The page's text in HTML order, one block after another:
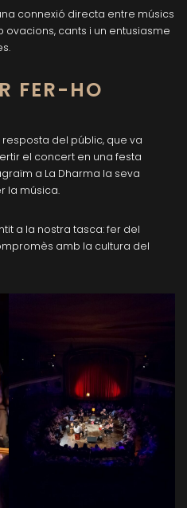
connexió directa entre músics
cants i un entusiasme
FER-HO
del públic, que va
el concert en una festa
a La Dharma la seva
la música.
a la nostra tasca: fer del
amb la cultura del